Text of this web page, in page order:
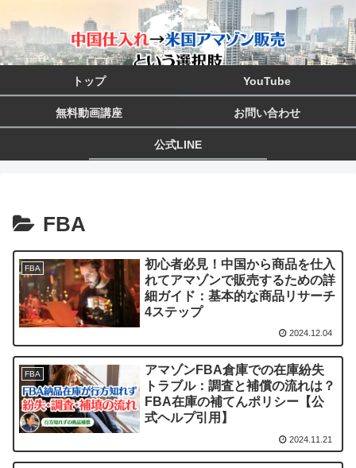
トップ YouTube
無料動画講座 お問い合わせ
公式LINE
FBA
FBA
初心者必見！中国から商品を仕入
れてアマゾンで販売するための詳
細ガイド：基本的な商品リサーチ
4ステップ
2024.12.04
FBA
アマゾンFBA倉庫での在庫紛失
トラブル：調査と補償の流れは？
FBA在庫の補てんポリシー【公
式ヘルプ引用】
2024.11.21